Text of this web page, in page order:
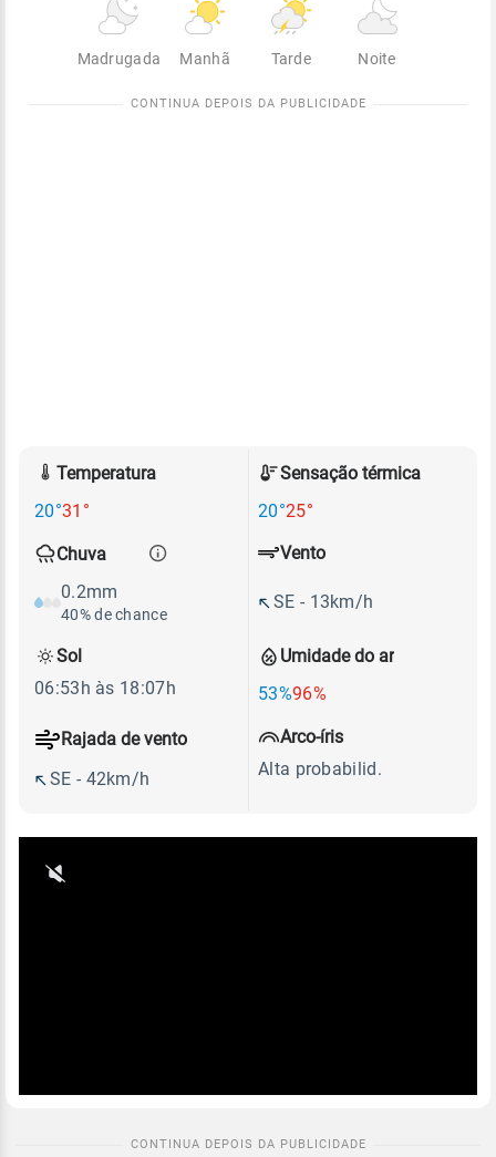
Madrugada Manhã Tarde Noite
Temperatura
20°31°
Sensação térmica
20°25°
Chuva
0.2mm
40% de chance
Umidade do ar
53%96%
Vento
SE - 13km/h
Rajada de vento
SE - 42km/h
Sol
06:53h às 18:07h
Arco-íris
Alta probabilid.